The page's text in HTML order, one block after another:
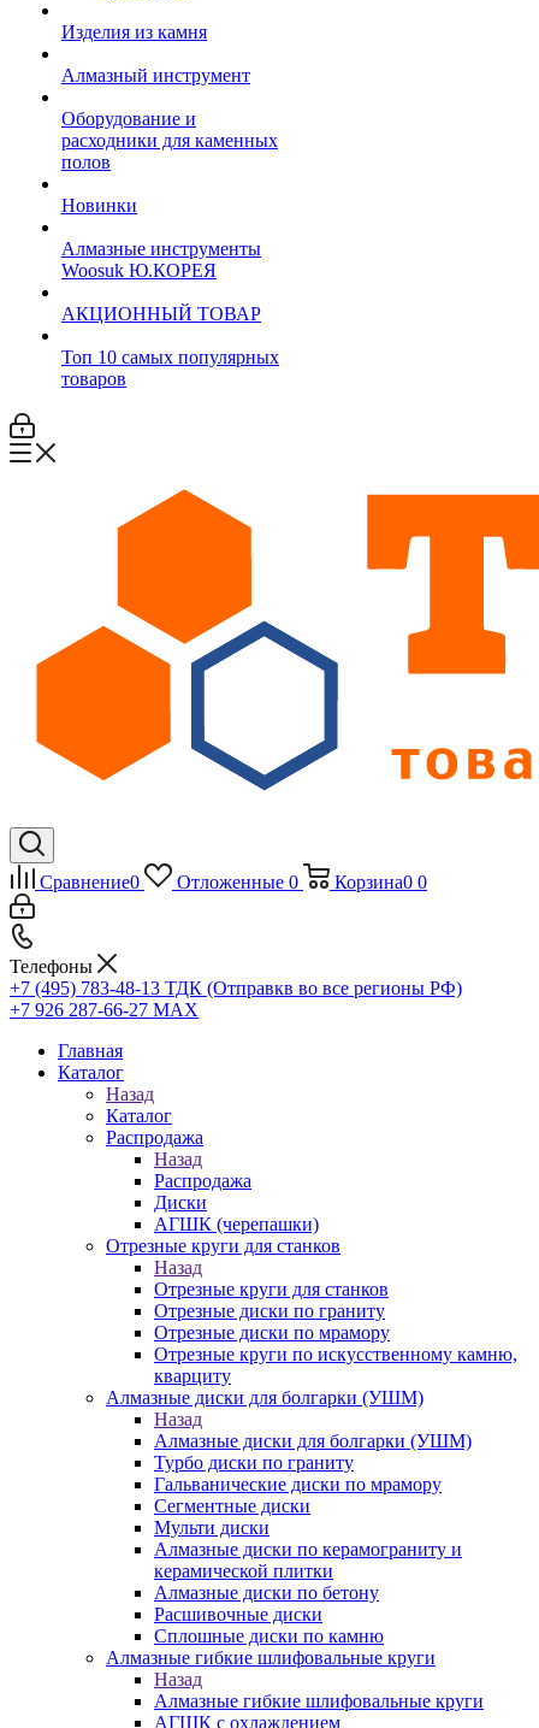
Изделия из камня
Алмазный инструмент
Оборудование и
расходники для каменных
полов
Новинки
Алмазные инструменты
Woosuk Ю.КОРЕЯ
АКЦИОННЫЙ ТОВАР
Топ 10 самых популярных
товаров
Сравнение0 Отложенные 0 Корзина0 0
Телефоны
+7 (495) 783-48-13 ТДК (Отправкв во все регионы РФ)
+7 926 287-66-27 МАХ
Главная
Каталог
Назад
Каталог
Распродажа
Назад
Распродажа
Диски
АГШК (черепашки)
Отрезные круги для станков
Назад
Отрезные круги для станков
Отрезные диски по граниту
Отрезные диски по мрамору
Отрезные круги по искусственному камню,
кварциту
Алмазные диски для болгарки (УШМ)
Назад
Алмазные диски для болгарки (УШМ)
Турбо диски по граниту
Гальванические диски по мрамору
Сегментные диски
Мульти диски
Алмазные диски по керамограниту и
керамической плитки
Алмазные диски по бетону
Расшивочные диски
Сплошные диски по камню
Алмазные гибкие шлифовальные круги
Назад
Алмазные гибкие шлифовальные круги
АГШК с охлаждением